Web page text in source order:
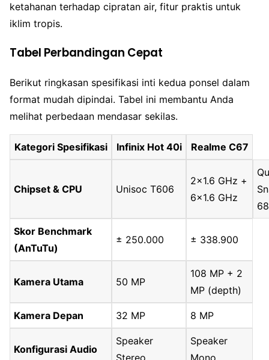
ketahanan terhadap cipratan air, fitur praktis untuk
iklim tropis.
Tabel Perbandingan Cepat
Berikut ringkasan spesifikasi inti kedua ponsel dalam
format mudah dipindai. Tabel ini membantu Anda
melihat perbedaan mendasar sekilas.
Kategori Spesifikasi Infinix Hot 40i Realme C67
Chipset & CPU Unisoc T606
2×1.6 GHz +
6×1.6 GHz
Skor Benchmark
(AnTuTu)
± 250.000 ± 338.900
Kamera Utama 50 MP
108 MP + 2
MP (depth)
Kamera Depan 32 MP 8 MP
Konfigurasi Audio
Speaker
Stereo
Speaker
Mono